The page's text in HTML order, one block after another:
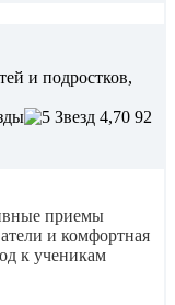
и подростков,
4,70 92
приемы
и комфортная
к ученикам